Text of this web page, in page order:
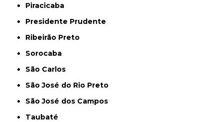
Piracicaba
Presidente Prudente
Ribeirão Preto
Sorocaba
São Carlos
São José do Rio Preto
São José dos Campos
Taubaté